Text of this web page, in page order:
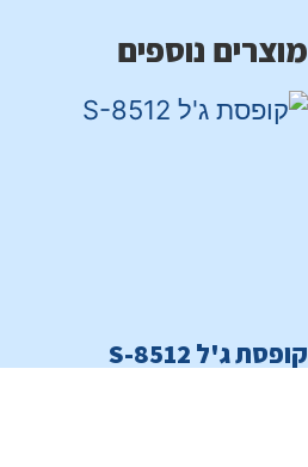
מוצרים נוספים
קופסת ג'ל S-8512